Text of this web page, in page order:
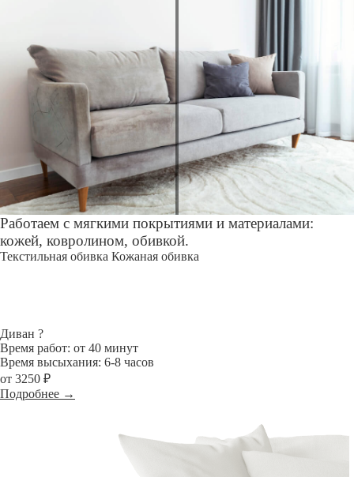
Работаем с мягкими покрытиями и материалами:
кожей, ковролином, обивкой.
Текстильная обивка Кожаная обивка
Диван ?
Время работ: от 40 минут
Время высыхания: 6-8 часов
от 3250 ₽
Подробнее →